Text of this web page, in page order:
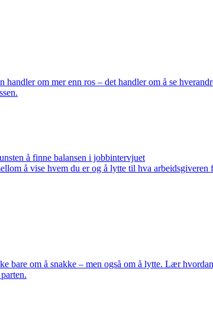
handler om mer enn ros – det handler om å se
å finne balansen i jobbintervjuet
å vise hvem du er og å lytte til hva arbeidsgiveren
bare om å snakke – men også om å lytte. Lær